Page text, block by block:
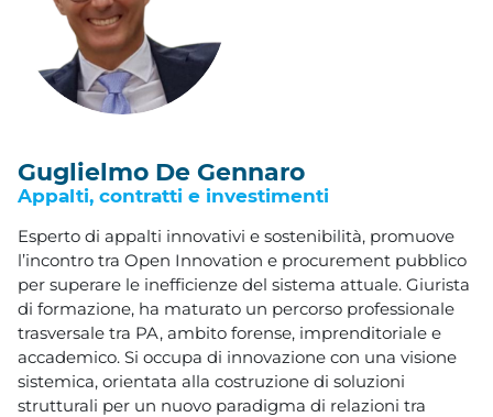
Guglielmo De Gennaro
Appalti, contratti e investimenti
Esperto di appalti innovativi e sostenibilità, promuove
l’incontro tra Open Innovation e procurement pubblico
per superare le inefficienze del sistema attuale. Giurista
di formazione, ha maturato un percorso professionale
trasversale tra PA, ambito forense, imprenditoriale e
accademico. Si occupa di innovazione con una visione
sistemica, orientata alla costruzione di soluzioni
strutturali per un nuovo paradigma di relazioni tra